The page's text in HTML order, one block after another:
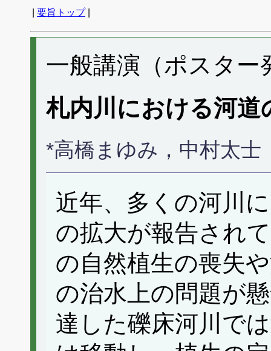
要旨トップ|
一般講演（ポスター
札内川における河道
*高橋まゆみ，中村太士
近年、多くの河川
の拡大が報告され
の自然植生の喪失
の治水上の問題が
達した礫床河川で